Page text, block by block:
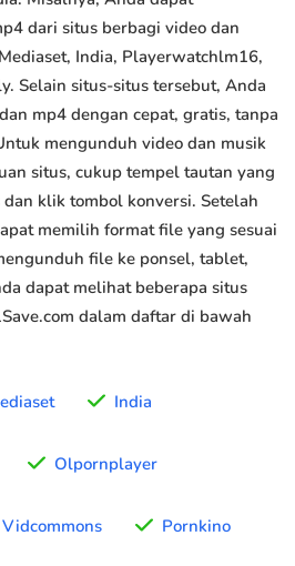
dari situs berbagi video dan
India, Playerwatchlm16,
Selain situs-situs tersebut, Anda
mp4 dengan cepat, gratis, tanpa
mengunduh video dan musik
situs, cukup tempel tautan yang
klik tombol konversi. Setelah
memilih format file yang sesuai
file ke ponsel, tablet,
dapat melihat beberapa situs
dalam daftar di bawah
India
Olpornplayer
Vidcommons Pornkino